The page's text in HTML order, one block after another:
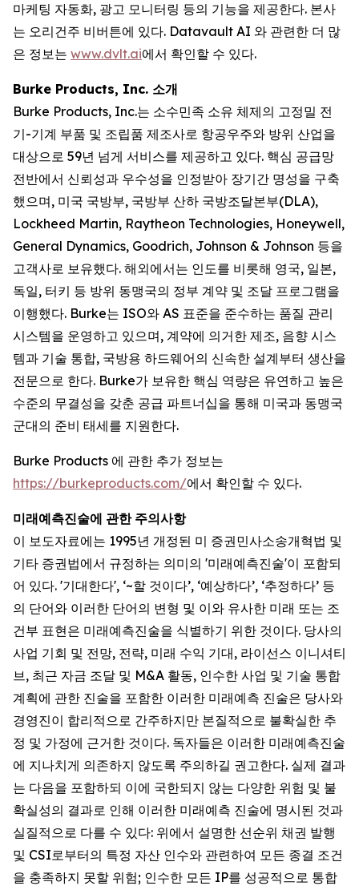
마케팅 자동화, 광고 모니터링 등의 기능을 제공한다. 본사
는 오리건주 비버튼에 있다. Datavault AI 와 관련한 더 많
은 정보는 www.dvlt.ai에서 확인할 수 있다.
Burke Products, Inc. 소개
Burke Products, Inc.는 소수민족 소유 체제의 고정밀 전
기-기계 부품 및 조립품 제조사로 항공우주와 방위 산업을
대상으로 59년 넘게 서비스를 제공하고 있다. 핵심 공급망
전반에서 신뢰성과 우수성을 인정받아 장기간 명성을 구축
했으며, 미국 국방부, 국방부 산하 국방조달본부(DLA),
Lockheed Martin, Raytheon Technologies, Honeywell,
General Dynamics, Goodrich, Johnson & Johnson 등을
고객사로 보유했다. 해외에서는 인도를 비롯해 영국, 일본,
독일, 터키 등 방위 동맹국의 정부 계약 및 조달 프로그램을
이행했다. Burke는 ISO와 AS 표준을 준수하는 품질 관리
시스템을 운영하고 있으며, 계약에 의거한 제조, 음향 시스
템과 기술 통합, 국방용 하드웨어의 신속한 설계부터 생산을
전문으로 한다. Burke가 보유한 핵심 역량은 유연하고 높은
수준의 무결성을 갖춘 공급 파트너십을 통해 미국과 동맹국
군대의 준비 태세를 지원한다.
Burke Products 에 관한 추가 정보는
https://burkeproducts.com/에서 확인할 수 있다.
미래예측진술에 관한 주의사항
이 보도자료에는 1995년 개정된 미 증권민사소송개혁법 및
기타 증권법에서 규정하는 의미의 '미래예측진술'이 포함되
어 있다. '기대한다', ‘~할 것이다’, ‘예상하다’, ‘추정하다’ 등
의 단어와 이러한 단어의 변형 및 이와 유사한 미래 또는 조
건부 표현은 미래예측진술을 식별하기 위한 것이다. 당사의
사업 기회 및 전망, 전략, 미래 수익 기대, 라이선스 이니셔티
브, 최근 자금 조달 및 M&A 활동, 인수한 사업 및 기술 통합
계획에 관한 진술을 포함한 이러한 미래예측 진술은 당사와
경영진이 합리적으로 간주하지만 본질적으로 불확실한 추
정 및 가정에 근거한 것이다. 독자들은 이러한 미래예측진술
에 지나치게 의존하지 않도록 주의하길 권고한다. 실제 결과
는 다음을 포함하되 이에 국한되지 않는 다양한 위험 및 불
확실성의 결과로 인해 이러한 미래예측 진술에 명시된 것과
실질적으로 다를 수 있다: 위에서 설명한 선순위 채권 발행
및 CSI로부터의 특정 자산 인수와 관련하여 모든 종결 조건
을 충족하지 못할 위험; 인수한 모든 IP를 성공적으로 통합